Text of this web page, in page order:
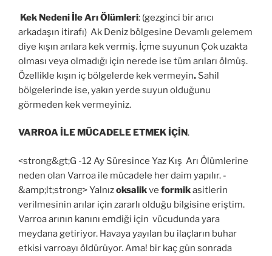
Kek Nedeni İle Arı Ölümleri: (gezginci bir arıcı
arkadaşın itirafı) Ak Deniz bölgesine Devamlı gelemem
diye kışın arılara kek vermiş. İçme suyunun Çok uzakta
olması veya olmadığı için nerede ise tüm arıları ölmüş.
Özellikle kışın iç bölgelerde kek vermeyin. Sahil
bölgelerinde ise, yakın yerde suyun olduğunu
görmeden kek vermeyiniz.
VARROA İLE MÜCADELE ETMEK İÇİN.
<strong&gt;G -12 Ay Süresince Yaz Kış Arı Ölümlerine
neden olan Varroa ile mücadele her daim yapılır. -
&amp;lt;strong> Yalnızoksalikve formikasitlerin
verilmesinin arılar için zararlı olduğu bilgisine eriştim.
Varroa arının kanını emdiği için vücudunda yara
meydana getiriyor. Havaya yayılan bu ilaçların buhar
etkisi varroayı öldürüyor. Ama! bir kaç gün sonrada